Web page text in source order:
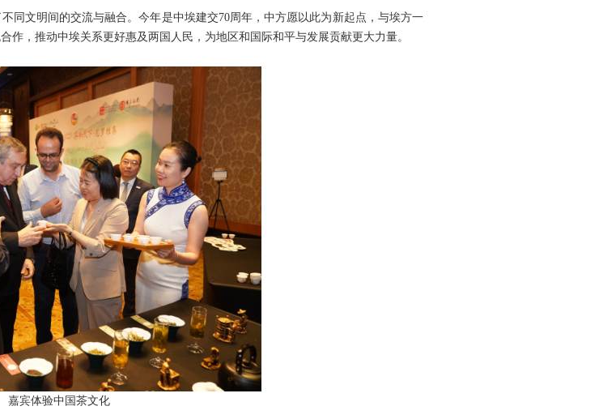
同文明间的交流与融合。今年是中埃建交70周年，中方愿以此为新起点，与埃方一
，推动中埃关系更好惠及两国人民，为地区和国际和平与发展贡献更大力量。
嘉宾体验中国茶文化